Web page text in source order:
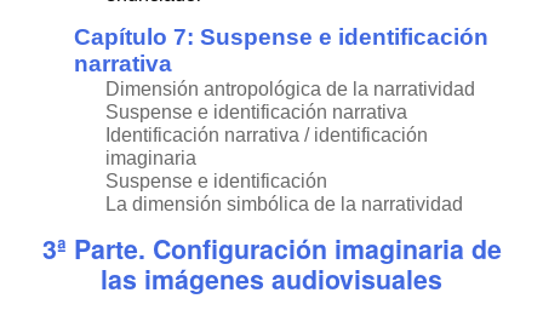
Capítulo 7: Suspense e identificación
narrativa
Dimensión antropológica de la narratividad
Suspense e identificación narrativa
Identificación narrativa / identificación
imaginaria
Suspense e identificación
La dimensión simbólica de la narratividad
3ª Parte. Configuración imaginaria de
las imágenes audiovisuales